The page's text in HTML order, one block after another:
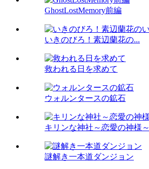
GhostLostMemory前編
いきのびろ！素辺蘭花の...
救われる日を求めて
ウォルンタースの鉱石
キリンな神社～恋愛の神様～
謎解き一本道ダンジョン